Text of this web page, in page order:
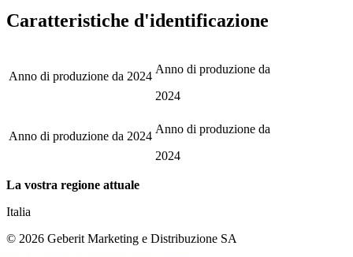
Caratteristiche d'identificazione
Anno di produzione da 2024
Anno di produzione da
2024
Anno di produzione da 2024
Anno di produzione da
2024
La vostra regione attuale
Italia
© 2026 Geberit Marketing e Distribuzione SA